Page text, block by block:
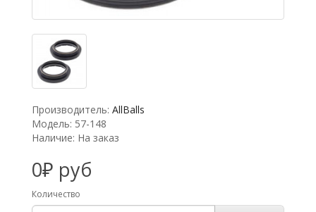
Производитель: AllBalls
Модель: 57-148
Наличие: На заказ
0₽ руб
Количество